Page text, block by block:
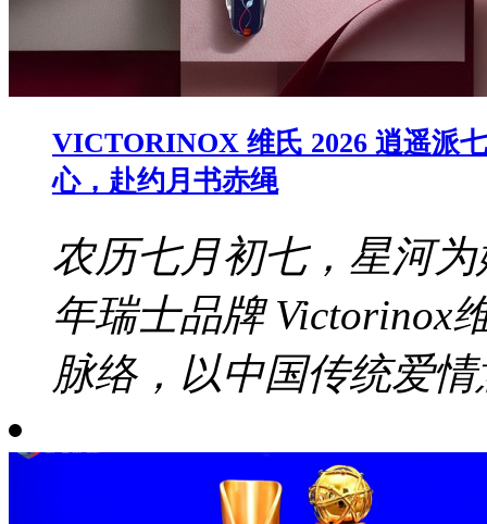
VICTORINOX 维氏 2026 逍遥派
心，赴约月书赤绳
农历七月初七，星河
年瑞士品牌 Victorinox
脉络，以中国传统爱情